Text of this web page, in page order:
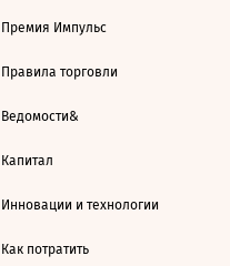
Премия Импульс
Правила торговли
Ведомости&
Капитал
Инновации и технологии
Как потратить